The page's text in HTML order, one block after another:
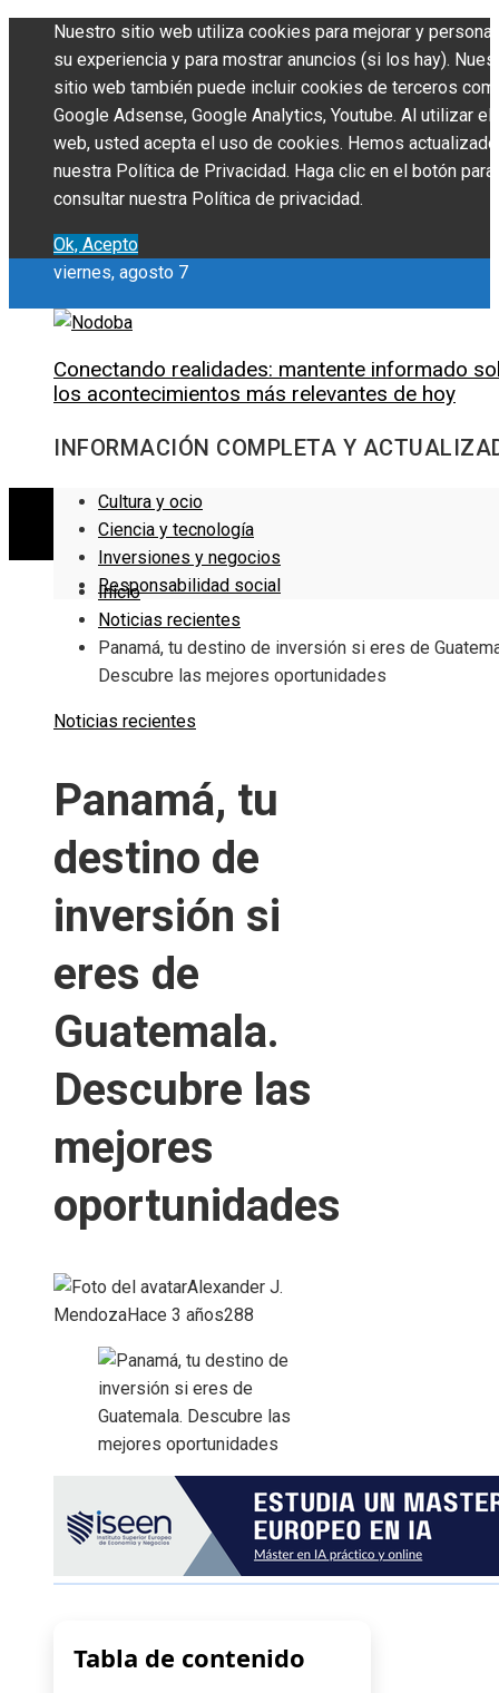
Nuestro sitio web utiliza cookies para mejorar y
su experiencia y para mostrar anuncios (si los hay).
sitio web también puede incluir cookies de terceros
Google Adsense, Google Analytics, Youtube. Al utilizar
web, usted acepta el uso de cookies. Hemos actualizado
nuestra Política de Privacidad. Haga clic en el botón para
consultar nuestra Política de privacidad.
Ok, Acepto
viernes, agosto 7
Conectando realidades: mantente informado
los acontecimientos más relevantes de hoy
INFORMACIÓN COMPLETA Y
Cultura y ocio
Ciencia y tecnología
Inversiones y negocios
Responsabilidad social
Inicio
Noticias recientes
Panamá, tu destino de inversión si eres de
Descubre las mejores oportunidades
Noticias recientes
Panamá, tu
destino de
inversión si
eres de
Guatemala.
Descubre las
mejores
oportunidades
Alexander J.
MendozaHace 3 años288
Tabla de contenido